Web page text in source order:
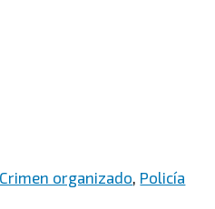
Crimen organizado, Policía